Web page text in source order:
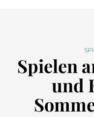
Spielen
und